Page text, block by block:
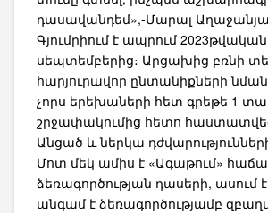
դասավանդեմ»,-Մարալ
Գյումրիում է ապրում
սեպտեմբերից։ Արցախից բռնի
հարյուրավոր ընտանիքների
չորս երեխաների հետ գրեթե 1
շրջափակումից հետո հաստատվեց
Անցած և ներկա
Մոտ մեկ ամիս է «Ագաթում»
ձեռագործության դասերի, ասում
անգամ է ձեռագործությամբ